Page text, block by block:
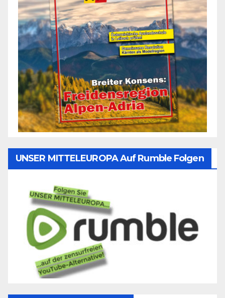
UNSER MITTELEUROPA Auf Rumble Folgen